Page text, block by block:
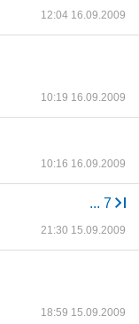
12:04 16.09.2009
10:19 16.09.2009
10:16 16.09.2009
... 7
21:30 15.09.2009
18:59 15.09.2009